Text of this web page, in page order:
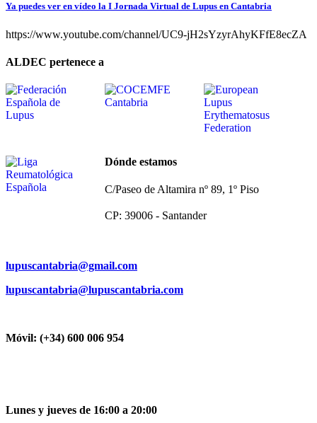
Ya puedes ver en vídeo la I Jornada Virtual de Lupus en Cantabria
https://www.youtube.com/channel/UC9-jH2sYzyrAhyKFfE8ecZA
ALDEC pertenece a
Dónde estamos
C/Paseo de Altamira nº 89, 1º Piso
CP: 39006 - Santander
lupuscantabria@gmail.com
lupuscantabria@lupuscantabria.com
Móvil: (+34) 600 006 954
Lunes y jueves de 16:00 a 20:00